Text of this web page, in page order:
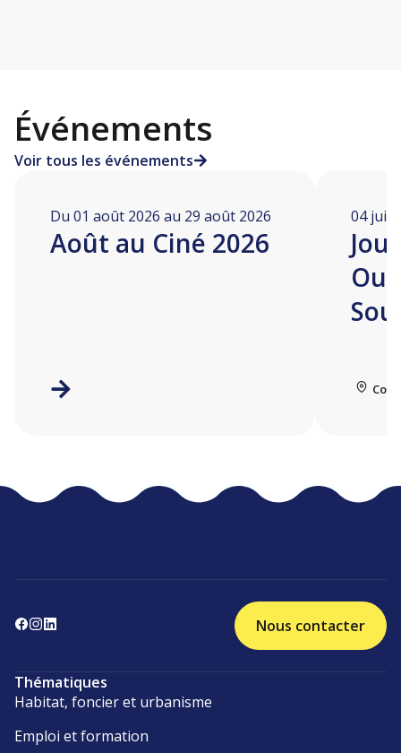
Événements
Voir tous les événements
Du 01 août 2026 au 29 août 2026
Août au Ciné 2026
04
Nous contacter
Thématiques
Habitat, foncier et urbanisme
Emploi et formation